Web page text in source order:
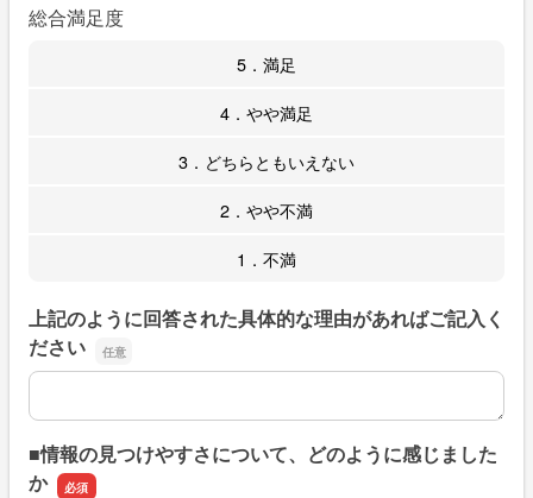
総合満足度
5．満足
4．やや満足
3．どちらともいえない
2．やや不満
1．不満
上記のように回答された具体的な理由があればご記入く
ださい
上記のように回答された具体的な理由があればご記入くだ
■情報の見つけやすさについて、どのように感じました
か